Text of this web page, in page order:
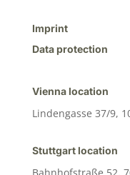
Imprint
Data protection
Vienna location
Lindengasse 37/9,
Stuttgart location